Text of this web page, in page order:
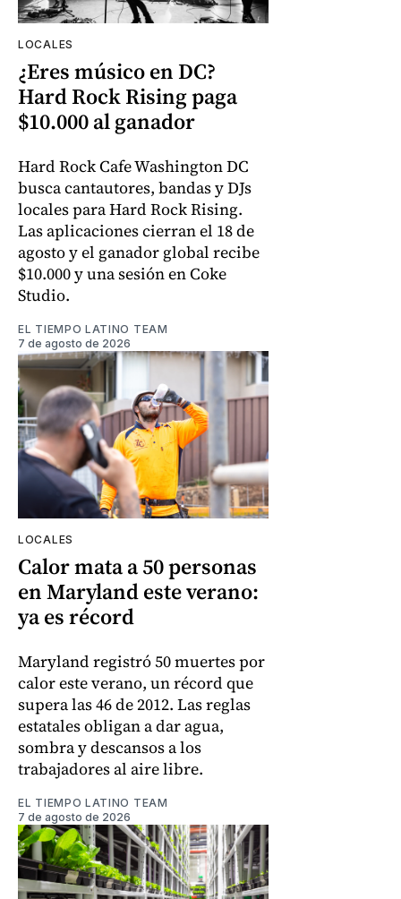
LOCALES
¿Eres músico en DC?
Hard Rock Rising paga
$10.000 al ganador
Hard Rock Cafe Washington DC
busca cantautores, bandas y DJs
locales para Hard Rock Rising.
Las aplicaciones cierran el 18 de
agosto y el ganador global recibe
$10.000 y una sesión en Coke
Studio.
EL TIEMPO LATINO TEAM
7 de agosto de 2026
LOCALES
Calor mata a 50 personas
en Maryland este verano:
ya es récord
Maryland registró 50 muertes por
calor este verano, un récord que
supera las 46 de 2012. Las reglas
estatales obligan a dar agua,
sombra y descansos a los
trabajadores al aire libre.
EL TIEMPO LATINO TEAM
7 de agosto de 2026